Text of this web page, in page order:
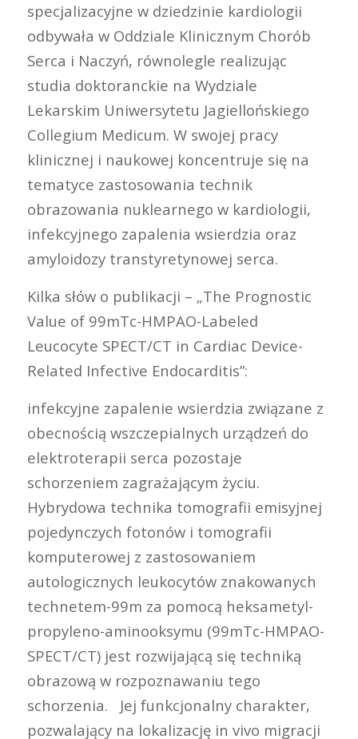
specjalizacyjne w dziedzinie kardiologii
odbywała w Oddziale Klinicznym Chorób
Serca i Naczyń, równolegle realizując
studia doktoranckie na Wydziale
Lekarskim Uniwersytetu Jagiellońskiego
Collegium Medicum. W swojej pracy
klinicznej i naukowej koncentruje się na
tematyce zastosowania technik
obrazowania nuklearnego w kardiologii,
infekcyjnego zapalenia wsierdzia oraz
amyloidozy transtyretynowej serca.
Kilka słów o publikacji – „The Prognostic
Value of 99mTc-HMPAO-Labeled
Leucocyte SPECT/CT in Cardiac Device-
Related Infective Endocarditis”:
infekcyjne zapalenie wsierdzia związane z
obecnością wszczepialnych urządzeń do
elektroterapii serca pozostaje
schorzeniem zagrażającym życiu.
Hybrydowa technika tomografii emisyjnej
pojedynczych fotonów i tomografii
komputerowej z zastosowaniem
autologicznych leukocytów znakowanych
technetem-99m za pomocą heksametyl-
propyleno-aminooksymu (99mTc-HMPAO-
SPECT/CT) jest rozwijającą się techniką
obrazową w rozpoznawaniu tego
schorzenia. Jej funkcjonalny charakter,
pozwalający na lokalizację in vivo migracji